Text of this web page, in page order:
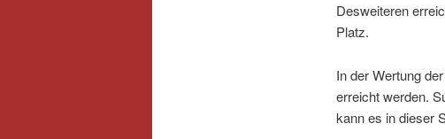
Desweiteren
Platz.
In der Wertung
erreicht werden.
kann es in dieser